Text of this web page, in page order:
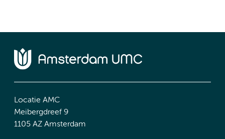
Locatie AMC
Meibergdreef 9
1105 AZ Amsterdam